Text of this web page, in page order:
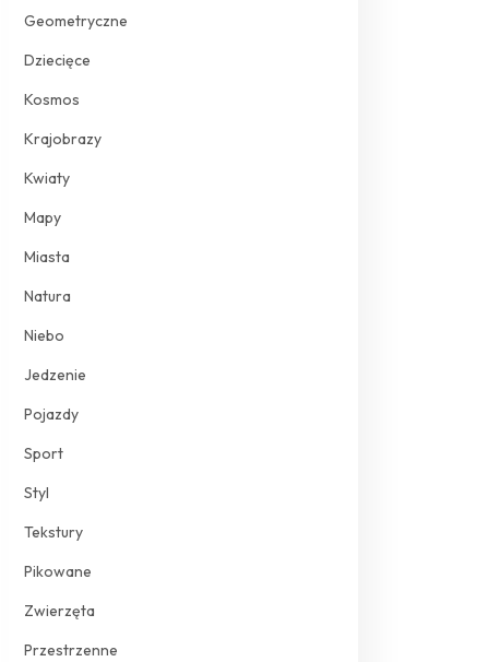
Geometryczne
Dziecięce
Kosmos
Krajobrazy
Kwiaty
Mapy
Miasta
Natura
Niebo
Jedzenie
Pojazdy
Sport
Styl
Tekstury
Pikowane
Zwierzęta
Przestrzenne